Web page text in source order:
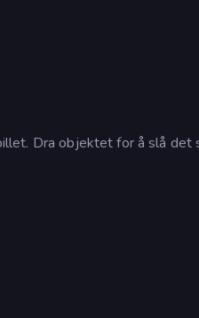
Dra objektet for å slå det